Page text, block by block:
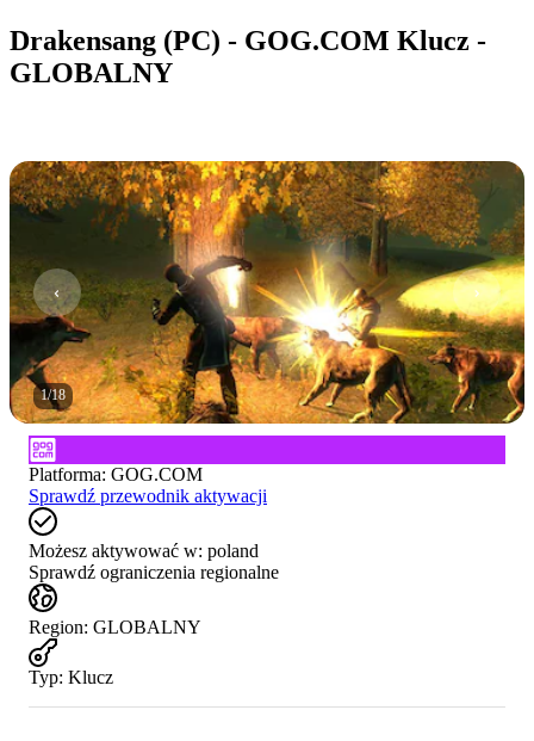
Drakensang (PC) - GOG.COM Klucz -
GLOBALNY
1/18
Platforma: GOG.COM
Sprawdź przewodnik aktywacji
Możesz aktywować w: poland
Sprawdź ograniczenia regionalne
Region: GLOBALNY
Typ: Klucz